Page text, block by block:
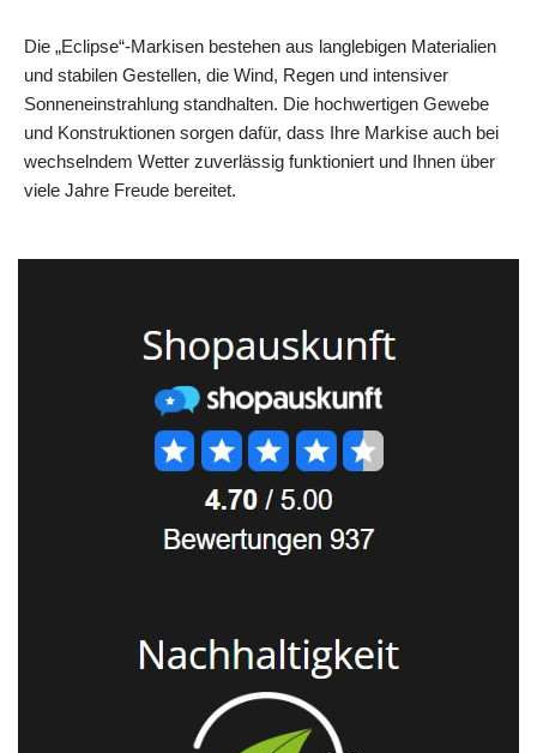
Die „Eclipse“-Markisen bestehen aus langlebigen Materialien
und stabilen Gestellen, die Wind, Regen und intensiver
Sonneneinstrahlung standhalten. Die hochwertigen Gewebe
und Konstruktionen sorgen dafür, dass Ihre Markise auch bei
wechselndem Wetter zuverlässig funktioniert und Ihnen über
viele Jahre Freude bereitet.